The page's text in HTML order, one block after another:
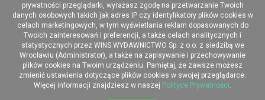
prywatności przeglądarki, wyrażasz zgodę na przetwarzanie Twoich
danych osobowych takich jak adres IP czy identyfikatory plików cookies w
celach marketingowych, w tym wyświetlania reklam dopasowanych do
Twoich zainteresowań i preferencji, a także celach analitycznych i
statystycznych przez WINS WYDAWNICTWO Sp. z o.o. z siedzibą we
Wrocławiu (Administrator), a także na zapisywanie i przechowywanie
plików cookies na Twoim urządzeniu. Pamiętaj, że zawsze możesz
zmienić ustawienia dotyczące plików cookies w swojej przeglądarce.
Więcej informacji znajdziesz w naszej Polityce Prywatności.